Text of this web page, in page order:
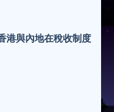
港與內地在稅收制度